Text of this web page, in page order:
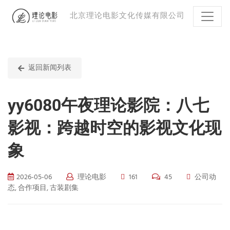
北京理论电影文化传媒有限公司
返回新闻列表
yy6080午夜理论影院：八七
影视：跨越时空的影视文化现
象
2026-05-06 理论电影 161 45
公司动
态, 合作项目, 古装剧集